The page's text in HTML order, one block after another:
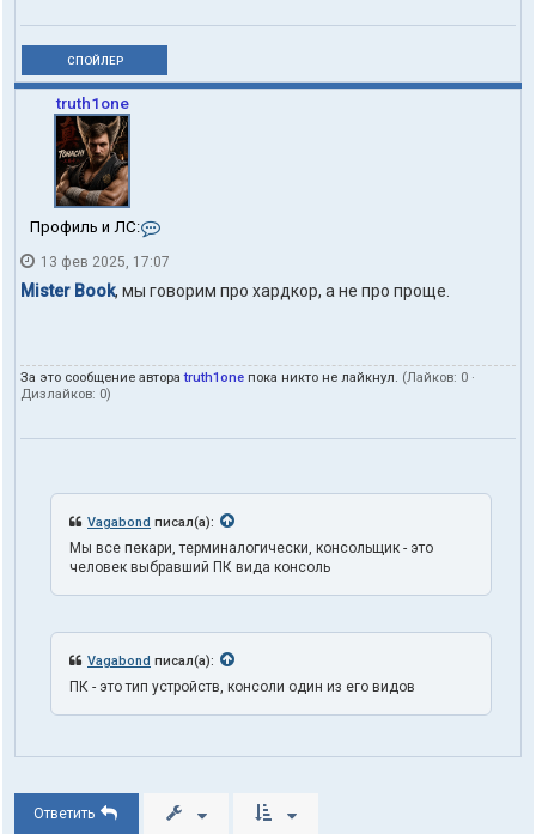
СПОЙЛЕР
truth1one
Профиль и ЛС:
н
т
а
п
ь
в
т
е
л
r
t
h
e
13 фев 2025, 17:07
Mister Book, мы говорим про хардкор, а не про проще.
За это сообщение автораtruth1one пока никто не лайкнул. (Лайков: 0 ·
Дизлайков: 0)
Vagabond писал(а):
Мы все пекари, терминалогически, консольщик - это
человек выбравший ПК вида консоль
Vagabond писал(а):
ПК - это тип устройств, консоли один из его видов
Ответить